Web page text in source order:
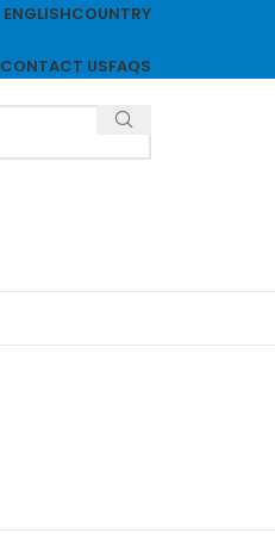
ENGLISHCOUNTRY
CONTACT USFAQS